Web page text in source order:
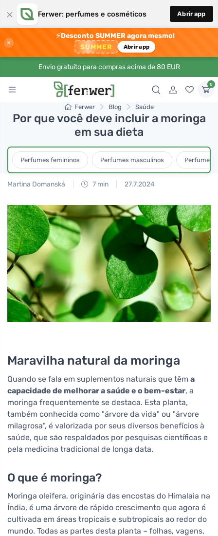
× Ferwer: perfumes e cosméticos Abrir app
×
⚡Desconto SUMMER agora mesmo!
SUMMER Abrir app
Envio gratuito para compras acima de 80 EUR
0
Ferwer Blog Saúde
Por que você deve incluir a moringa
em sua dieta
Perfumes femininos Perfumes masculinos Perfumes
Martina Domanská 7 min 27.7.2024
Maravilha natural da moringa
Quando se fala em suplementos naturais que têm a
capacidade de melhorar a saúde e o bem-estar, a
moringa frequentemente se destaca. Esta planta,
também conhecida como "árvore da vida" ou "árvore
milagrosa", é valorizada por seus diversos benefícios à
saúde, que são respaldados por pesquisas científicas e
pela medicina tradicional de longa data.
O que é moringa?
Moringa oleifera, originária das encostas do Himalaia na
Índia, é uma árvore de rápido crescimento que agora é
cultivada em áreas tropicais e subtropicais ao redor do
mundo. Todas as partes desta planta – folhas, vagens,